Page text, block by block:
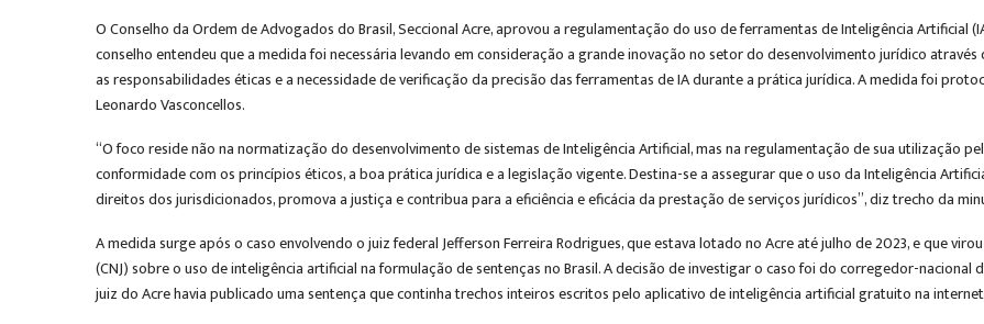
O Conselho da Ordem de Advogados do Brasil, Seccional Acre, aprovou a regulamentação do uso de ferramentas de Inteligência Artificial
conselho entendeu que a medida foi necessária levando em consideração a grande inovação no setor do desenvolvimento jurídico
as responsabilidades éticas e a necessidade de verificação da precisão das ferramentas de IA durante a prática jurídica. A medida foi
Leonardo Vasconcellos.
“O foco reside não na normatização do desenvolvimento de sistemas de Inteligência Artificial, mas na regulamentação de sua utilização
conformidade com os princípios éticos, a boa prática jurídica e a legislação vigente. Destina-se a assegurar que o uso da Inteligência
direitos dos jurisdicionados, promova a justiça e contribua para a eficiência e eficácia da prestação de serviços jurídicos”, diz trecho da
A medida surge após o caso envolvendo o juiz federal Jefferson Ferreira Rodrigues, que estava lotado no Acre até julho de 2023, e que
(CNJ) sobre o uso de inteligência artificial na formulação de sentenças no Brasil. A decisão de investigar o caso foi do corregedor-nacional
juiz do Acre havia publicado uma sentença que continha trechos inteiros escritos pelo aplicativo de inteligência artificial gratuito na